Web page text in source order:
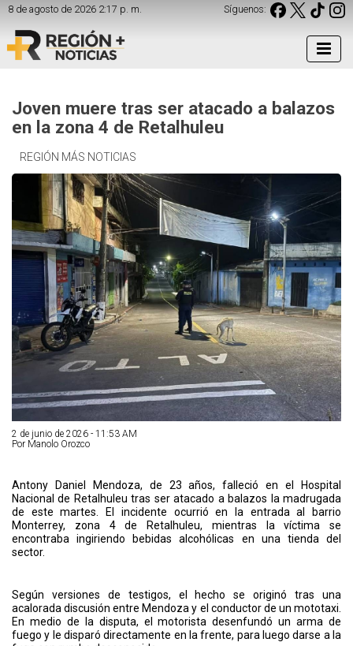
8 de agosto de 2026 2:17 p. m. Síguenos:
Joven muere tras ser atacado a balazos
en la zona 4 de Retalhuleu
REGIÓN MÁS NOTICIAS
2 de junio de 2026 - 11:53 AM
Por Manolo Orozco
Antony Daniel Mendoza, de 23 años, falleció en el Hospital
Nacional de Retalhuleu tras ser atacado a balazos la madrugada
de este martes. El incidente ocurrió en la entrada al barrio
Monterrey, zona 4 de Retalhuleu, mientras la víctima se
encontraba ingiriendo bebidas alcohólicas en una tienda del
sector.
Según versiones de testigos, el hecho se originó tras una
acalorada discusión entre Mendoza y el conductor de un mototaxi.
En medio de la disputa, el motorista desenfundó un arma de
fuego y le disparó directamente en la frente, para luego darse a la